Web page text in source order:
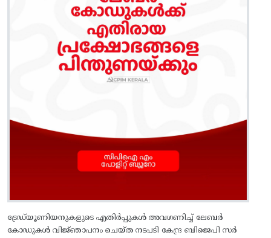
ട്രേഡ്‌യൂണിയനുകളുടെ എതിർപ്പുകൾ അവഗണിച്ച്‌ ലേബർ
കോഡുകൾ വിജ്‌ഞാപനം ചെയ്‌ത നടപടി കേന്ദ്ര ബിജെപി സർ